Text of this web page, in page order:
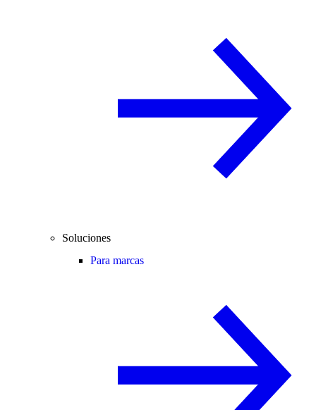
Soluciones
Para marcas